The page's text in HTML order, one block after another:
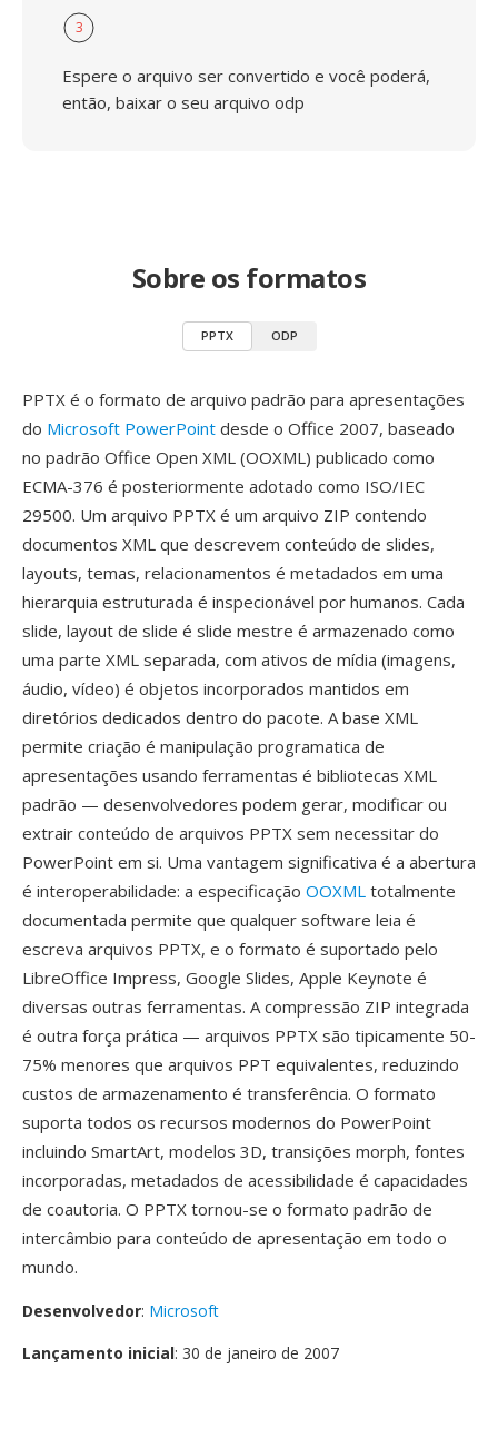
3
Espere o arquivo ser convertido e você poderá,
então, baixar o seu arquivo odp
Sobre os formatos
PPTX ODP
PPTX é o formato de arquivo padrão para apresentações
do Microsoft PowerPoint desde o Office 2007, baseado
no padrão Office Open XML (OOXML) publicado como
ECMA-376 é posteriormente adotado como ISO/IEC
29500. Um arquivo PPTX é um arquivo ZIP contendo
documentos XML que descrevem conteúdo de slides,
layouts, temas, relacionamentos é metadados em uma
hierarquia estruturada é inspecionável por humanos. Cada
slide, layout de slide é slide mestre é armazenado como
uma parte XML separada, com ativos de mídia (imagens,
áudio, vídeo) é objetos incorporados mantidos em
diretórios dedicados dentro do pacote. A base XML
permite criação é manipulação programatica de
apresentações usando ferramentas é bibliotecas XML
padrão — desenvolvedores podem gerar, modificar ou
extrair conteúdo de arquivos PPTX sem necessitar do
PowerPoint em si. Uma vantagem significativa é a abertura
é interoperabilidade: a especificação OOXML totalmente
documentada permite que qualquer software leia é
escreva arquivos PPTX, e o formato é suportado pelo
LibreOffice Impress, Google Slides, Apple Keynote é
diversas outras ferramentas. A compressão ZIP integrada
é outra força prática — arquivos PPTX são tipicamente 50-
75% menores que arquivos PPT equivalentes, reduzindo
custos de armazenamento é transferência. O formato
suporta todos os recursos modernos do PowerPoint
incluindo SmartArt, modelos 3D, transições morph, fontes
incorporadas, metadados de acessibilidade é capacidades
de coautoria. O PPTX tornou-se o formato padrão de
intercâmbio para conteúdo de apresentação em todo o
mundo.
Desenvolvedor: Microsoft
Lançamento inicial: 30 de janeiro de 2007